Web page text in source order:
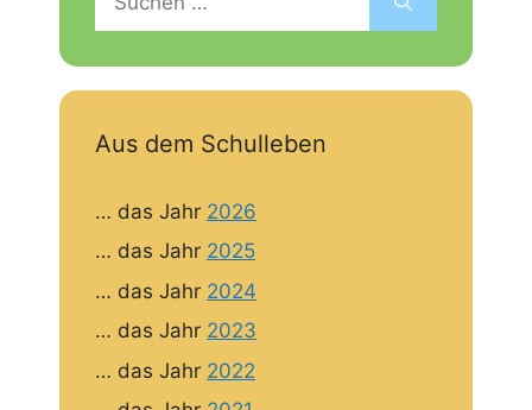
nach:
Aus dem Schulleben
… das Jahr 2026
… das Jahr 2025
… das Jahr 2024
… das Jahr 2023
… das Jahr 2022